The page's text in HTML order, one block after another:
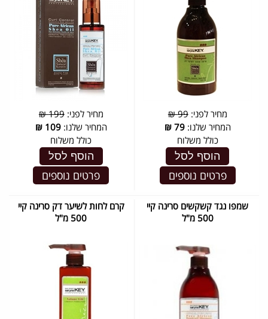
מחיר לפני:99 ₪
המחיר שלנו:79
₪
כולל משלוח
הוסף לסל
פרטים נוספים
מחיר לפני:199 ₪
המחיר שלנו:109
₪
כולל משלוח
הוסף לסל
פרטים נוספים
שמפו נגד קשקשים סרינה קיי
500 מ"ל
קרם לחות לשיער דק סרינה קיי
500 מ"ל